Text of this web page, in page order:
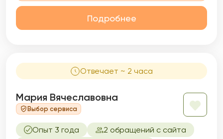
Подробнее
Отвечает ~ 2 часа
Мария Вячеславовна
Выбор сервиса
Опыт 3 года
2 обращений с сайта